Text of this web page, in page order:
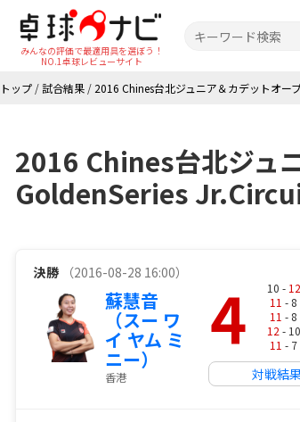
みんなの評価で最適用具を選ぼう！
NO.1卓球レビューサイト
トップ /試合結果 / 2016 Chines台北ジュニア＆カデットオー
2016 Chines台北ジュ
GoldenSeries
決勝 （2016-08-28 16:00）
蘇慧音
（スー ワ
イ ヤム ミ
ニー）
香港
4 10 - 12
11 - 8
11 - 8
12 - 10
11 - 7
対戦結果